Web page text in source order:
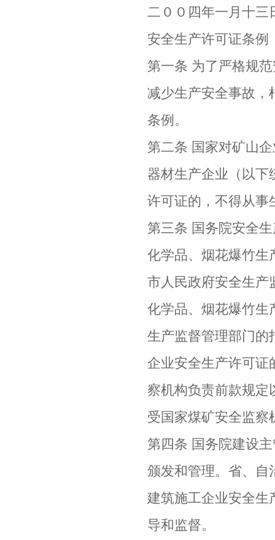
二００四年一月十三
安全生产许可证条例
第一条 为了严格规
减少生产安全事故，
条例。
第二条 国家对矿山
器材生产企业（以下
许可证的，不得从事
第三条 国务院安全
化学品、烟花爆竹生
市人民政府安全生产
化学品、烟花爆竹生
生产监督管理部门的
企业安全生产许可证
察机构负责前款规定
受国家煤矿安全监察
第四条 国务院建设
颁发和管理。省、自
建筑施工企业安全生
导和监督。